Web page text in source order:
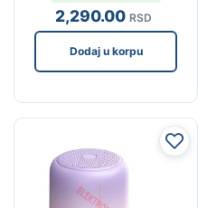
2,290.00 RSD
Dodaj u korpu